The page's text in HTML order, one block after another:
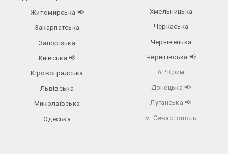
Житомирська 📢
Закарпатська
Запорізька
Київська📢
Кіровоградська
Львівська
Миколаївська
Одеська
Хмельницька
Черкаська
Чернівецька
Чернігівська 📢
АР Крим
Донецька 📢
Луганська 📢
м. Севастополь